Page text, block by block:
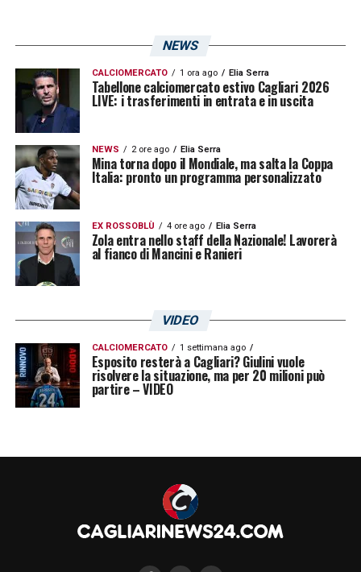
NEWS
CALCIOMERCATO 1 ora ago Elia Serra
Tabellone calciomercato estivo Cagliari 2026
LIVE: i trasferimenti in entrata e in uscita
NEWS 2 ore ago Elia Serra
Mina torna dopo il Mondiale, ma salta la Coppa
Italia: pronto un programma personalizzato
EX ROSSOBLÙ 4 ore ago Elia Serra
Zola entra nello staff della Nazionale! Lavorerà
al fianco di Mancini e Ranieri
VIDEO
CALCIOMERCATO 1 settimana ago
Esposito resterà a Cagliari? Giulini vuole
risolvere la situazione, ma per 20 milioni può
partire – VIDEO